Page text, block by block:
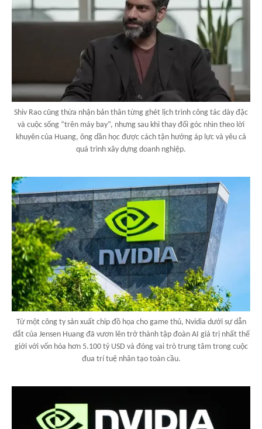
Shiv Rao cũng thừa nhận bản thân từng ghét lịch trình công tác dày đặc
và cuộc sống “trên máy bay”, nhưng sau khi thay đổi góc nhìn theo lời
khuyên của Huang, ông dần học được cách tận hưởng áp lực và yêu cả
quá trình xây dựng doanh nghiệp.
Từ một công ty sản xuất chip đồ họa cho game thủ, Nvidia dưới sự dẫn
dắt của Jensen Huang đã vươn lên trở thành tập đoàn AI giá trị nhất thế
giới với vốn hóa hơn 5.100 tỷ USD và đóng vai trò trung tâm trong cuộc
đua trí tuệ nhân tạo toàn cầu.